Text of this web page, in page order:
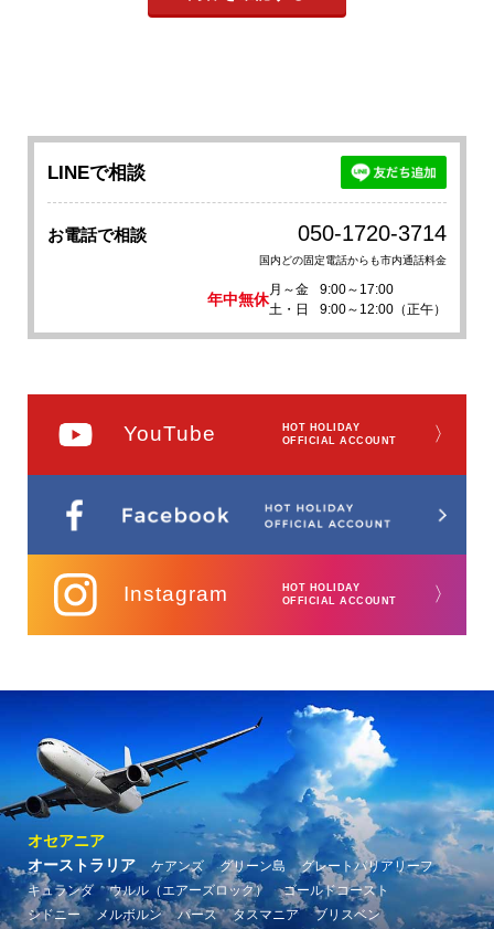
LINEで相談
お電話で相談 050-1720-3714
国内どの固定電話からも市内通話料金
年中無休
月～金
9:00～17:00
土・日
9:00～12:00（正午）
YouTube
HOT HOLIDAY
OFFICIAL ACCOUNT
〉
Instagram
HOT HOLIDAY
OFFICIAL ACCOUNT
〉
オセアニア
オーストラリア
ケアンズ グリーン島
グレートバリアリーフ
キュランダ
ウルル（エアーズロック）
ゴールドコースト
シドニー
メルボルン パース タスマニア
ブリスベン